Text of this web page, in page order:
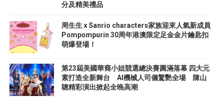
分及精美禮品
周生生 x Sanrio characters家族迎來人氣新成員
Pompompurin 30周年港澳限定足金金片鑰匙扣
萌爆登場！
第23屆美國華裔小姐競選總決賽圓滿落幕 四大元
素打造全新舞台 AI機械人司儀驚艷全場 陳山
聰精彩演出掀起全晚高潮